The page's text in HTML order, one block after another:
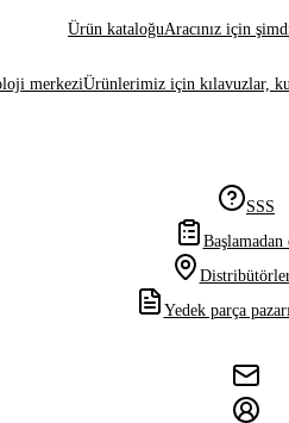
Ürün kataloğuAracınız için
merkeziÜrünlerimiz için kılavuzlar,
SSS
Başlamadan
Yedek parça